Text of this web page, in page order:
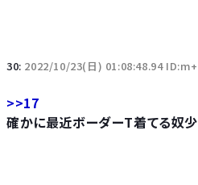
30: 2022/10/23(日) 01:08:48.94
>>17
確かに最近ボーダーT着てる奴